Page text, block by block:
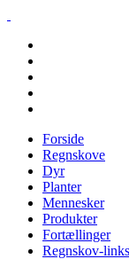
Forside
Regnskove
Dyr
Planter
Mennesker
Produkter
Fortællinger
Regnskov-links